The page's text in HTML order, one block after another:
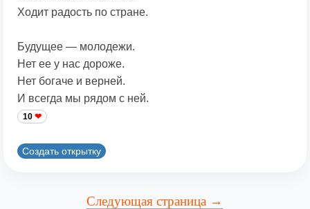
Ходит радость по стране.
Будущее — молодежи.
Нет ее у нас дороже.
Нет богаче и верней.
И всегда мы рядом с ней.
10
Создать открытку
Следующая страница →